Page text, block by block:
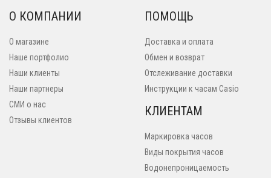
О КОМПАНИИ
О магазине
Наше портфолио
Наши клиенты
Наши партнеры
СМИ о нас
Отзывы клиентов
ПОМОЩЬ
Доставка и оплата
Обмен и возврат
Отслеживание доставки
Инструкции к часам Casio
КЛИЕНТАМ
Маркировка часов
Виды покрытия часов
Водонепроницаемость